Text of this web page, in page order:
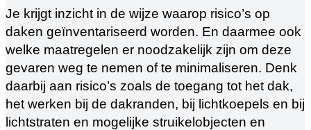
Je krijgt inzicht in de wijze waarop risico’s op
daken geïnventariseerd worden. En daarmee ook
welke maatregelen er noodzakelijk zijn om deze
gevaren weg te nemen of te minimaliseren. Denk
daarbij aan risico’s zoals de toegang tot het dak,
het werken bij de dakranden, bij lichtkoepels en bij
lichtstraten en mogelijke struikelobjecten en